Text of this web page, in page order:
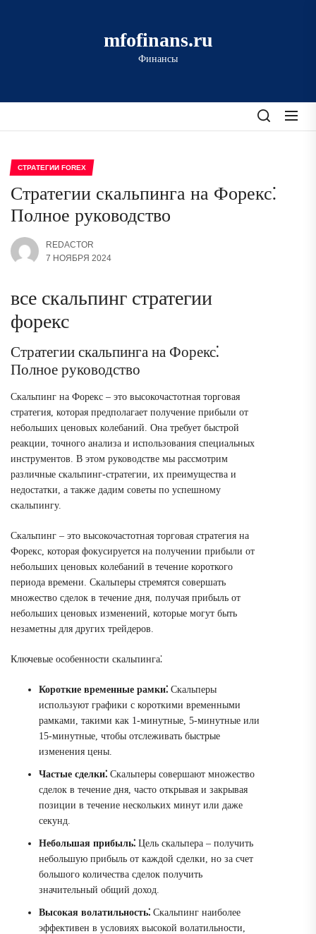
mfofinans.ru
Финансы
СТРАТЕГИИ FOREX
Стратегии скальпинга на Форекс⁚
Полное руководство
REDACTOR
7 НОЯБРЯ 2024
все скальпинг стратегии
форекс
Стратегии скальпинга на Форекс⁚
Полное руководство
Скальпинг на Форекс – это высокочастотная торговая
стратегия, которая предполагает получение прибыли от
небольших ценовых колебаний. Она требует быстрой
реакции, точного анализа и использования специальных
инструментов. В этом руководстве мы рассмотрим
различные скальпинг-стратегии, их преимущества и
недостатки, а также дадим советы по успешному
скальпингу.
Скальпинг – это высокочастотная торговая стратегия на
Форекс, которая фокусируется на получении прибыли от
небольших ценовых колебаний в течение короткого
периода времени. Скальперы стремятся совершать
множество сделок в течение дня, получая прибыль от
небольших ценовых изменений, которые могут быть
незаметны для других трейдеров.
Ключевые особенности скальпинга⁚
Короткие временные рамки⁚ Скальперы
используют графики с короткими временными
рамками, такими как 1-минутные, 5-минутные или
15-минутные, чтобы отслеживать быстрые
изменения цены.
Частые сделки⁚ Скальперы совершают множество
сделок в течение дня, часто открывая и закрывая
позиции в течение нескольких минут или даже
секунд.
Небольшая прибыль⁚ Цель скальпера – получить
небольшую прибыль от каждой сделки, но за счет
большого количества сделок получить
значительный общий доход.
Высокая волатильность⁚ Скальпинг наиболее
эффективен в условиях высокой волатильности,